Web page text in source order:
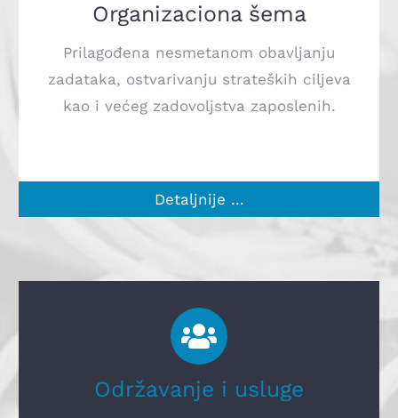
Organizaciona šema
Prilagođena nesmetanom obavljanju
zadataka, ostvarivanju strateških ciljeva
kao i većeg zadovoljstva zaposlenih.
Detaljnije ...
Održavanje i usluge